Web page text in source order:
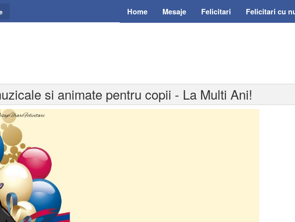
Home Mesaje Felicitari Felicitari cu
si animate pentru copii - La Multi Ani!